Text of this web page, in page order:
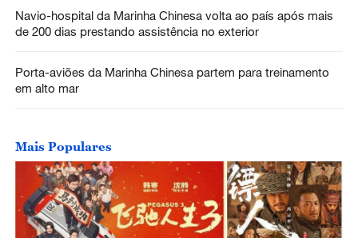
Navio-hospital da Marinha Chinesa volta ao país após mais
de 200 dias prestando assistência no exterior
Porta-aviões da Marinha Chinesa partem para treinamento
em alto mar
Mais Populares